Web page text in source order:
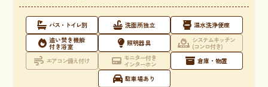
バス・トイレ別 洗面所独立
温水洗浄便座
追い焚き機能
付き浴室 照明器具 システムキッチン
(コンロ付き)
エアコン備え付け
モニター付き
インターホン
倉庫・物置
駐車場あり